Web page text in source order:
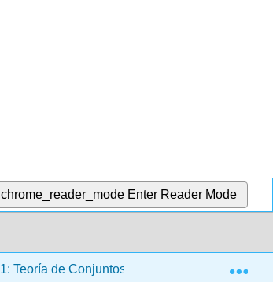
chrome_reader_mode Enter Reader Mode
1: Teoría de Conjuntos 1.2: